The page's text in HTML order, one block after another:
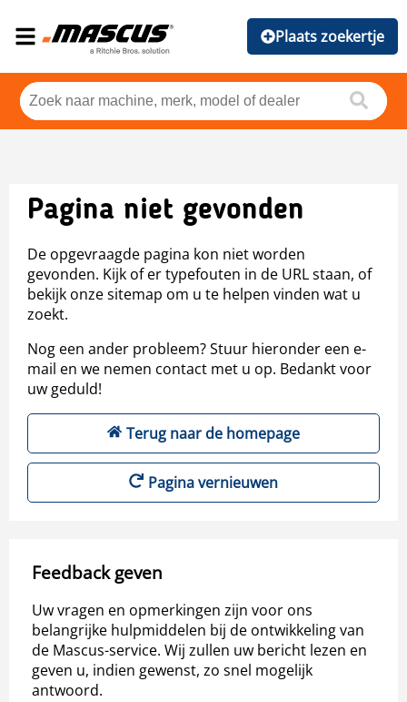
Plaats zoekertje
Pagina niet gevonden
De opgevraagde pagina kon niet worden
gevonden. Kijk of er typefouten in de URL staan, of
bekijk onze sitemap om u te helpen vinden wat u
zoekt.
Nog een ander probleem? Stuur hieronder een e-
mail en we nemen contact met u op. Bedankt voor
uw geduld!
Terug naar de homepage
Pagina vernieuwen
Feedback geven
Uw vragen en opmerkingen zijn voor ons
belangrijke hulpmiddelen bij de ontwikkeling van
de Mascus-service. Wij zullen uw bericht lezen en
geven u, indien gewenst, zo snel mogelijk
antwoord.